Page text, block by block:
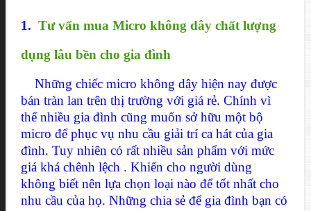
1.Tư vấn mua Micro không dây chất lượng
dụng lâu bền cho gia đình
Những chiếc micro không dây hiện nay được
bán tràn lan trên thị trường với giá rẻ. Chính vì
thế nhiều gia đình cũng muốn sở hữu một bộ
micro để phục vụ nhu cầu giải trí ca hát của gia
đình. Tuy nhiên có rất nhiều sản phẩm với mức
giá khá chênh lệch . Khiến cho người dùng
không biết nên lựa chọn loại nào để tốt nhất cho
nhu cầu của họ. Những chia sẻ để gia đình bạn có